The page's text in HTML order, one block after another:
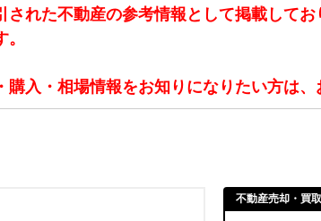
れた不動産の参考情報として掲載して
入・相場情報をお知りになりたい方は、
不動産売却・買